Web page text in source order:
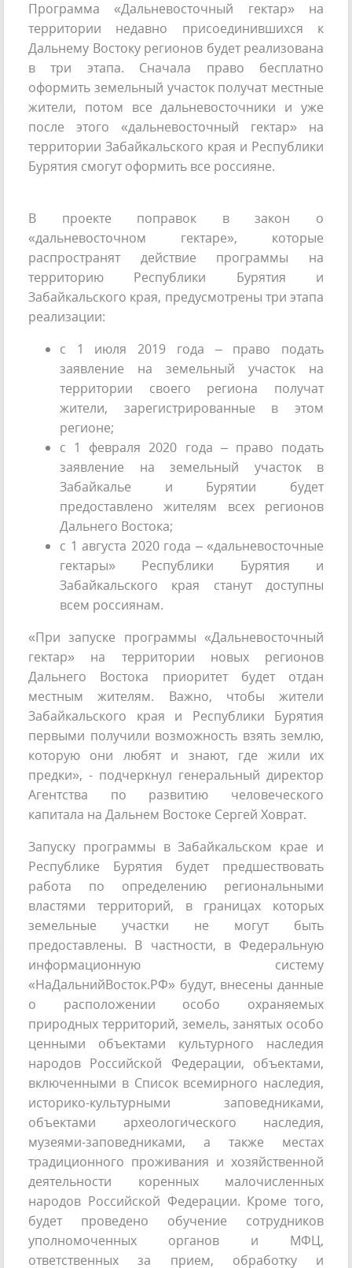
Программа «Дальневосточный гектар» на
территории недавно присоединившихся к
Дальнему Востоку регионов будет реализована
в три этапа. Сначала право бесплатно
оформить земельный участок получат местные
жители, потом все дальневосточники и уже
после этого «дальневосточный гектар» на
территории Забайкальского края и Республики
Бурятия смогут оформить все россияне.
В проекте поправок в закон о
«дальневосточном гектаре», которые
распространят действие программы на
территорию Республики Бурятия и
Забайкальского края, предусмотрены три этапа
реализации:
с 1 июля 2019 года – право подать
заявление на земельный участок на
территории своего региона получат
жители, зарегистрированные в этом
регионе;
с 1 февраля 2020 года – право подать
заявление на земельный участок в
Забайкалье и Бурятии будет
предоставлено жителям всех регионов
Дальнего Востока;
с 1 августа 2020 года – «дальневосточные
гектары» Республики Бурятия и
Забайкальского края станут доступны
всем россиянам.
«При запуске программы «Дальневосточный
гектар» на территории новых регионов
Дальнего Востока приоритет будет отдан
местным жителям. Важно, чтобы жители
Забайкальского края и Республики Бурятия
первыми получили возможность взять землю,
которую они любят и знают, где жили их
предки», - подчеркнул генеральный директор
Агентства по развитию человеческого
капитала на Дальнем Востоке Сергей Ховрат.
Запуску программы в Забайкальском крае и
Республике Бурятия будет предшествовать
работа по определению региональными
властями территорий, в границах которых
земельные участки не могут быть
предоставлены. В частности, в Федеральную
информационную систему
«НаДальнийВосток.РФ» будут, внесены данные
о расположении особо охраняемых
природных территорий, земель, занятых особо
ценными объектами культурного наследия
народов Российской Федерации, объектами,
включенными в Список всемирного наследия,
историко-культурными заповедниками,
объектами археологического наследия,
музеями-заповедниками, а также местах
традиционного проживания и хозяйственной
деятельности коренных малочисленных
народов Российской Федерации. Кроме того,
будет проведено обучение сотрудников
уполномоченных органов и МФЦ,
ответственных за прием, обработку и